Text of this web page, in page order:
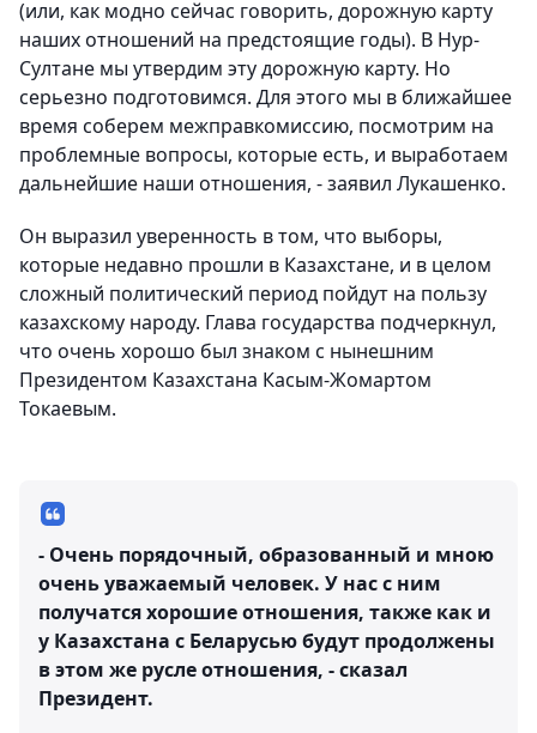
(или, как модно сейчас говорить, дорожную карту
наших отношений на предстоящие годы). В Нур-
Султане мы утвердим эту дорожную карту. Но
серьезно подготовимся. Для этого мы в ближайшее
время соберем межправкомиссию, посмотрим на
проблемные вопросы, которые есть, и выработаем
дальнейшие наши отношения, - заявил Лукашенко.
Он выразил уверенность в том, что выборы,
которые недавно прошли в Казахстане, и в целом
сложный политический период пойдут на пользу
казахскому народу. Глава государства подчеркнул,
что очень хорошо был знаком с нынешним
Президентом Казахстана Касым-Жомартом
Токаевым.
- Очень порядочный, образованный и мною
очень уважаемый человек. У нас с ним
получатся хорошие отношения, также как и
у Казахстана с Беларусью будут продолжены
в этом же русле отношения, - сказал
Президент.